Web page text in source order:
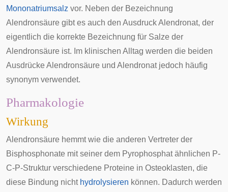
Mononatriumsalz vor. Neben der Bezeichnung
Alendronsäure gibt es auch den Ausdruck Alendronat, der
eigentlich die korrekte Bezeichnung für Salze der
Alendronsäure ist. Im klinischen Alltag werden die beiden
Ausdrücke Alendronsäure und Alendronat jedoch häufig
synonym verwendet.
Pharmakologie
Wirkung
Alendronsäure hemmt wie die anderen Vertreter der
Bisphosphonate mit seiner dem Pyrophosphatähnlichen P-
C-P-Struktur verschiedene Proteine in Osteoklasten, die
diese Bindung nicht hydrolysieren können. Dadurch werden